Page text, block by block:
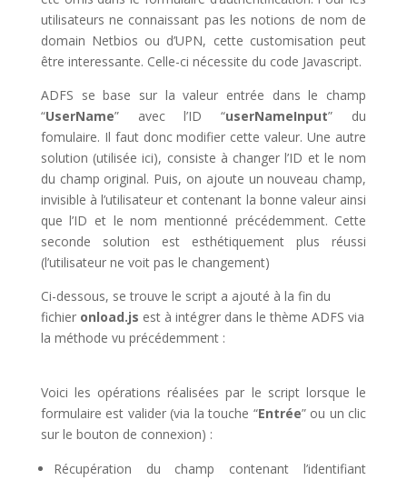
utilisateurs ne connaissant pas les notions de nom de
domain Netbios ou d’UPN, cette customisation peut
être interessante. Celle-ci nécessite du code Javascript.
ADFS se base sur la valeur entrée dans le champ
“UserName” avec l’ID “userNameInput” du
fomulaire. Il faut donc modifier cette valeur. Une autre
solution (utilisée ici), consiste à changer l’ID et le nom
du champ original. Puis, on ajoute un nouveau champ,
invisible à l’utilisateur et contenant la bonne valeur ainsi
que l’ID et le nom mentionné précédemment. Cette
seconde solution est esthétiquement plus réussi
(l’utilisateur ne voit pas le changement)
Ci-dessous, se trouve le script a ajouté à la fin du
fichier onload.js est à intégrer dans le thème ADFS via
la méthode vu précédemment :
Voici les opérations réalisées par le script lorsque le
formulaire est valider (via la touche “Entrée” ou un clic
sur le bouton de connexion) :
Récupération du champ contenant l’identifiant